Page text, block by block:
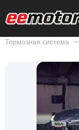
Тормозная система